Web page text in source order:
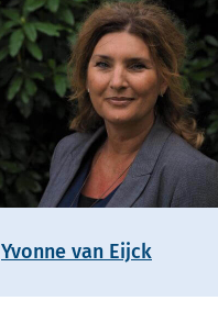
Yvonne van Eijck